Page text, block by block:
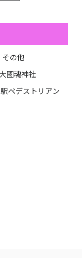
その他
大國魂神社
ペデストリアン